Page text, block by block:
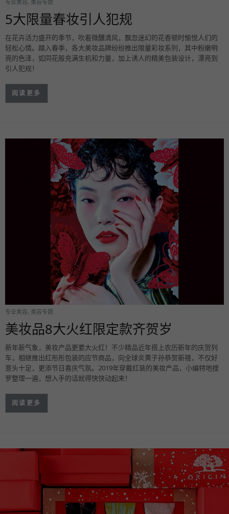
专业美容, 美容专题
5大限量春妆引人犯规
在花卉活力盛开的季节，吹着微醺清风，飘忽迷幻的花香顿时愉悦人们的
轻松心情。踏入春季，各大美妆品牌纷纷推出限量彩妆系列，其中粉嫩明
亮的色泽，如同花般充满生机和力量，加上诱人的精美包装设计，漂亮到
引人犯规！
阅读更多
专业美容, 美容专题
美妆品8大火红限定款齐贺岁
新年新气象，美妆产品更要大火红！不少精品近年搭上农历新年的庆贺列
车，相继推出红彤彤包装的应节商品，向全球炎黄子孙恭贺新禧，不仅好
意头十足，更添节日喜庆气氛。2019年穿戴红装的美妆产品，小编特地搜
罗整理一遍，想入手的话就得快快动起来！
阅读更多